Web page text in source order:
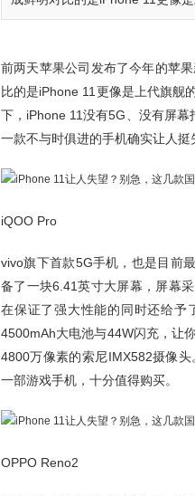
前两天苹果公司发布了今年的苹
比的是iPhone 11更像是上代旗舰
下，iPhone 11没有5G、没有屏幕
一款不与时俱进的手机确实让人挺
iQOO Pro
vivo旗下首款5G手机，也是目前
备了一块6.41英寸大屏幕，屏幕
在保证了强大性能的同时还给予
4500mAh大电池与44W闪充，让
4800万像素的索尼IMX582摄像
一部游戏手机，十分值得购买。
OPPO Reno2